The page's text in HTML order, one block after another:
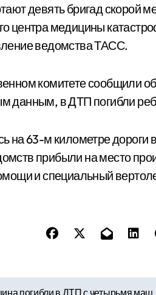
девять бригад скорой
центра медицины
ведомства ТАСС.
комитете сообщили
данным, в ДТП погибли
на 63-м километре дороги
прибыли на место
и специальный
погибли в ДТП с четырьмя маш